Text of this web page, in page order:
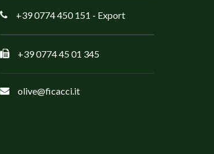
+39 0774 450 151 - Export
+39 0774 45 01 345
olive@ficacci.it